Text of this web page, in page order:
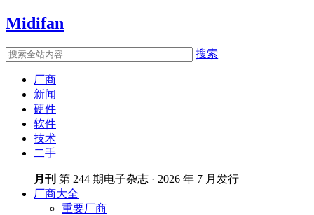
Midifan
搜索
厂商
新闻
硬件
软件
技术
二手
月刊 第 244 期电子杂志 · 2026 年 7 月发行
厂商大全
重要厂商